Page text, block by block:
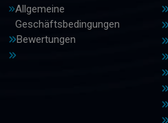
Allgemeine
Geschäftsbedingungen
Bewertungen